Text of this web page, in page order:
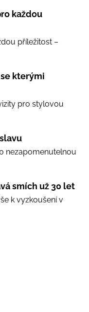
každou
příležitost –
kterými
pro stylovou
nezapomenutelnou
smích už 30 let
k vyzkoušení v